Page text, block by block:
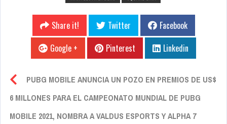
Share it! Twitter
Facebook
Google +
Pinterest Linkedin
PUBG MOBILE ANUNCIA UN POZO EN PREMIOS DE US$
6 MILLONES PARA EL CAMPEONATO MUNDIAL DE PUBG
MOBILE 2021, NOMBRA A VALDUS ESPORTS Y ALPHA 7